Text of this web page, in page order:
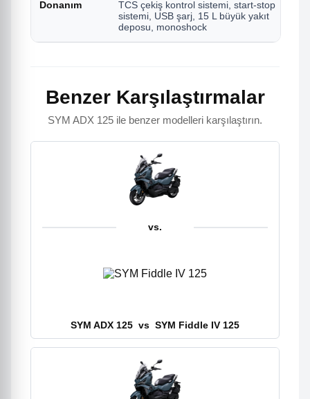
Donanım
TCS çekiş kontrol sistemi, start-stop
sistemi, USB şarj, 15 L büyük yakıt
deposu, monoshock
Benzer Karşılaştırmalar
SYM ADX 125 ile benzer modelleri karşılaştırın.
vs.
SYM ADX 125 vs SYM Fiddle IV 125